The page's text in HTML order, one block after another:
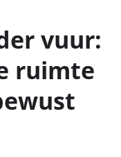
vuur:
ruimte